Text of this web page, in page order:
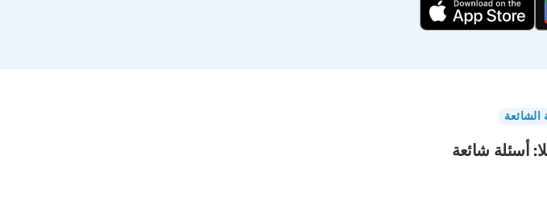
الشائعة
أسئلة شائعة